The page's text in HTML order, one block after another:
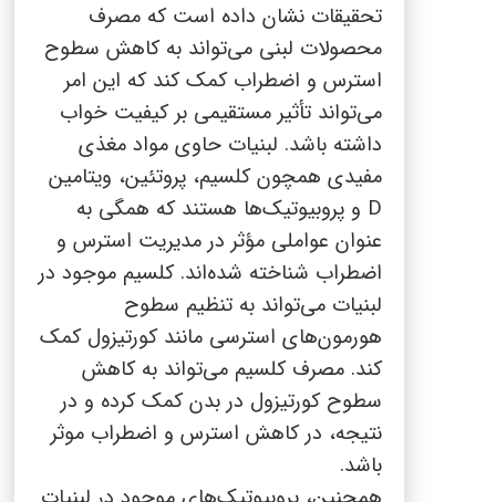
تحقیقات نشان داده است که مصرف
محصولات لبنی می‌تواند به کاهش سطوح
استرس و اضطراب کمک کند که این امر
می‌تواند تأثیر مستقیمی بر کیفیت خواب
داشته باشد. لبنیات حاوی مواد مغذی
مفیدی همچون کلسیم، پروتئین، ویتامین
D و پروبیوتیک‌ها هستند که همگی به
عنوان عواملی مؤثر در مدیریت استرس و
اضطراب شناخته شده‌اند. کلسیم موجود در
لبنیات می‌تواند به تنظیم سطوح
هورمون‌های استرسی مانند کورتیزول کمک
کند. مصرف کلسیم می‌تواند به کاهش
سطوح کورتیزول در بدن کمک کرده و در
نتیجه، در کاهش استرس و اضطراب موثر
باشد.